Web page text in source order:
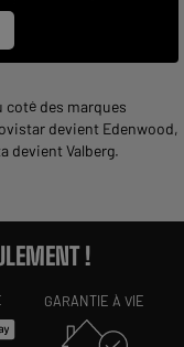
coté des marques
devient Edenwood,
devientValberg.
!
GARANTIE À VIE